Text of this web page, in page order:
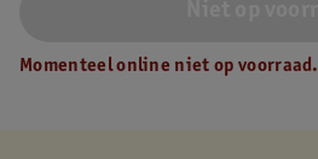
Momenteel online niet op voorraad.